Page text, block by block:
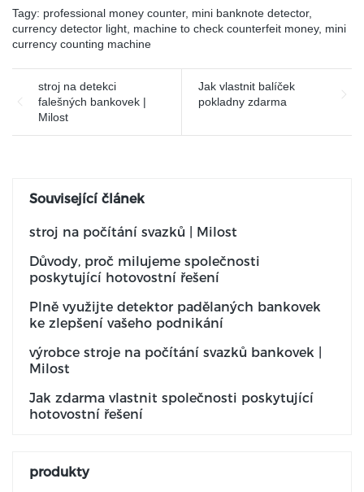
Tagy: professional money counter, mini banknote detector,
currency detector light machine to check counterfeit money, mini
currency counting machine
stroj na detekci
falešných bankovek |
Milost
Jak vlastnit balíček
pokladny zdarma
Související článek
stroj na počítání svazků | Milost
Důvody, proč milujeme společnosti
poskytující hotovostní řešení
Plně využijte detektor padělaných bankovek
ke zlepšení vašeho podnikání
výrobce stroje na počítání svazků bankovek |
Milost
Jak zdarma vlastnit společnosti poskytující
hotovostní řešení
produkty